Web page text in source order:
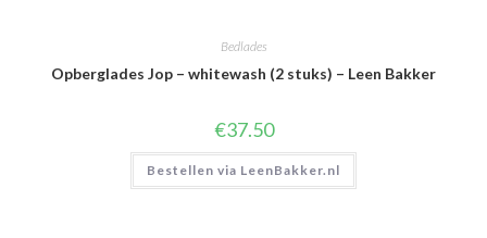
Bedlades
Opberglades Jop – whitewash (2 stuks) – Leen Bakker
€37.50
Bestellen via LeenBakker.nl